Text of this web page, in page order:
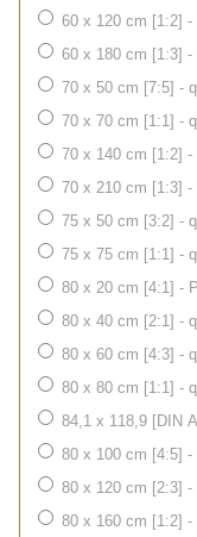
60 x 120 cm [1:2] -
60 x 180 cm [1:3] -
70 x 50 cm [7:5] -
70 x 70 cm [1:1] -
70 x 140 cm [1:2] -
70 x 210 cm [1:3] -
75 x 50 cm [3:2] -
75 x 75 cm [1:1] -
80 x 20 cm [4:1] -
80 x 40 cm [2:1] -
80 x 60 cm [4:3] -
80 x 80 cm [1:1] -
84,1 x 118,9 [DIN
80 x 100 cm [4:5] -
80 x 120 cm [2:3] -
80 x 160 cm [1:2] -